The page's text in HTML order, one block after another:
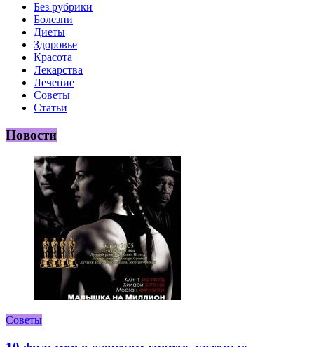
Без рубрики
Болезни
Диеты
Здоровье
Красота
Лекарства
Лечение
Советы
Статьи
Новости
Советы